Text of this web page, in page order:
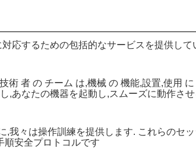
応するための包括的なサービスを提供して
術 者 の チーム は,機械 の 機能,設置,使用
,あなたの機器を起動し,スムーズに動作さ
,我々は操作訓練を提供します. これらのセ
順安全プロトコルです